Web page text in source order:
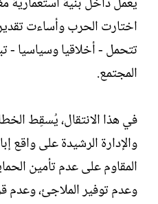
اختارت الحرب وأساءت
تتحمل - أخلاقيا وسياسيا -
المجتمع.
في هذا الانتقال، يُسقِط
والإدارة الرشيدة على واقع
المقاوم على عدم تأمين
وعدم توفير الملاجئ، وعدم